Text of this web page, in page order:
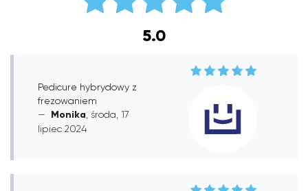
5.0
Pedicure hybrydowy z
frezowaniem
Monika , środa, 17
lipiec 2024